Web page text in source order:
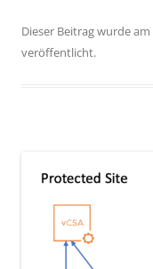
Dieser Beitrag wurde am
veröffentlicht.